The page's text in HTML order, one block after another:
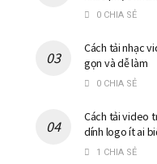
0 CHIA SẺ
Cách tải nhạc
gọn và dễ làm
0 CHIA SẺ
Cách tải video
dính logo ít ai
1 CHIA SẺ